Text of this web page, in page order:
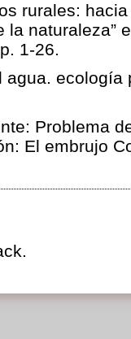
rurales:
naturaleza”
1-26.
agua.
Problema
El embrujo